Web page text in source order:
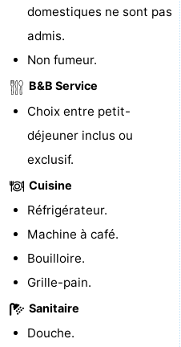
golf
Sportive
Equitation
Boire
manger
Événements
Conduite
de
l'anneau
Pratiques
Forum
Route
Stationnement
Adresses
Zeeland
domestiques ne sont pas
admis.
Non fumeur.
B&B Service
Choix entre petit-
déjeuner inclus ou
exclusif.
Cuisine
Réfrigérateur.
Machine à café.
Bouilloire.
Grille-pain.
Sanitaire
Douche.